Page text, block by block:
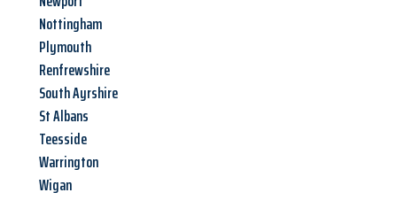
Nottingham
Plymouth
Renfrewshire
South Ayrshire
St Albans
Teesside
Warrington
Wigan